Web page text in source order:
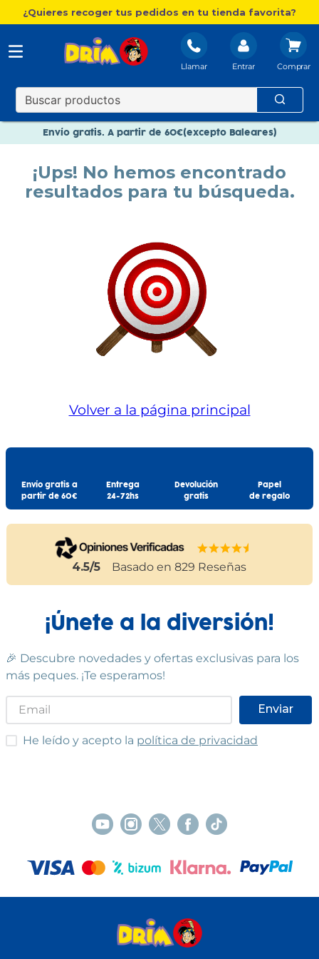
¿Quieres recoger tus pedidos en tu tienda favorita?
Llamar Entrar
Envío gratis. A partir de 60€(excepto Baleares)
Nuevo catálogo Aire Libre
Paga en 3 plazos sin intereses
¡Ups! No hemos encontrado
resultados para tu búsqueda.
Volver a la página principal
Envío gratis a
partir de 60€
Entrega
24-72hs
Devolución
gratis
Papel
de regalo
4.5/5 Basado en 829 Reseñas
¡Únete a la diversión!
🎉 Descubre novedades y ofertas exclusivas para los
más peques. ¡Te esperamos!
Enviar
He leído y acepto las condiciones
He leído y acepto la política de privacidad